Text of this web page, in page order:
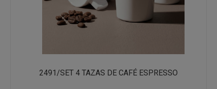
2491/SET 4 TAZAS DE CAFÉ ESPRESSO